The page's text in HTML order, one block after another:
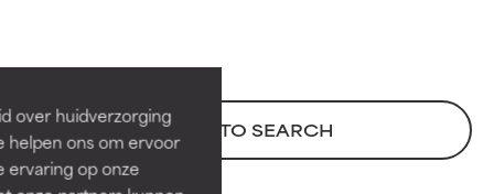
over huidverzorging
helpen ons om ervoor
ervaring op onze
BACK TO SEARCH
Bewezen en ondersteund door
onafhankelijk onderzoek.
Uitstekend actief ingrediënt
voor de meeste huidtypen of
Bewezen en ondersteund door
onafhankelijk onderzoek.
Uitstekend actief ingrediënt
voor de meeste huidtypen of